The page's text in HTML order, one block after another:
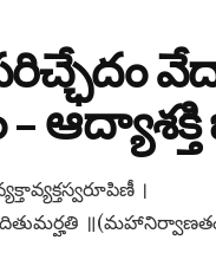
పరిచ్ఛేదం
।